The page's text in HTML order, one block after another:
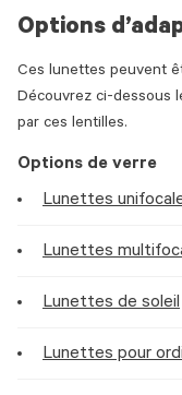
Options
Ces lunettes peuvent
Découvrez ci-dessous
par ces lentilles.
Options de verre
Lunettes
Lunettes
Lunettes de soleil
Lunettes pour